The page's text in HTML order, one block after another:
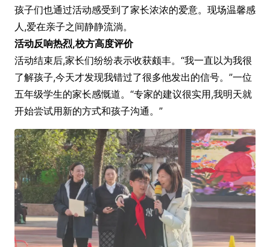
孩子们也通过活动感受到了家长浓浓的爱意。现场温馨感
人,爱在亲子之间静静流淌。
活动反响热烈,校方高度评价
活动结束后,家长们纷纷表示收获颇丰。“我一直以为我很
了解孩子,今天才发现我错过了很多他发出的信号。”一位
五年级学生的家长感慨道。“专家的建议很实用,我明天就
开始尝试用新的方式和孩子沟通。”